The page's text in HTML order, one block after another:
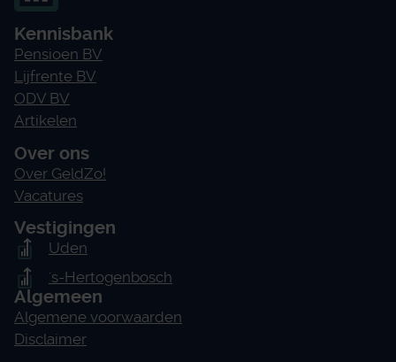
Kennisbank
Pensioen BV
Lijfrente BV
ODV BV
Artikelen
Over ons
Over GeldZo!
Vacatures
Vestigingen
Uden
's-Hertogenbosch
Algemeen
Algemene voorwaarden
Disclaimer